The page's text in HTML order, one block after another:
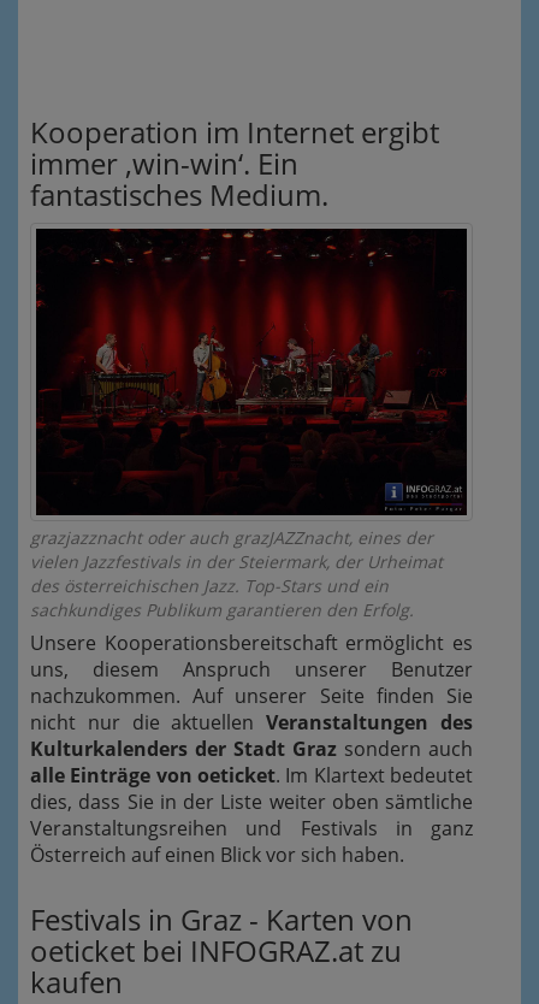
Kooperation im Internet ergibt
immer ‚win-win‘. Ein
fantastisches Medium.
grazjazznacht oder auch grazJAZZnacht, eines der
vielen Jazzfestivals in der Steiermark, der Urheimat
des österreichischen Jazz. Top-Stars und ein
sachkundiges Publikum garantieren den Erfolg.
Unsere Kooperationsbereitschaft ermöglicht es
uns, diesem Anspruch unserer Benutzer
nachzukommen. Auf unserer Seite finden Sie
nicht nur die aktuellenVeranstaltungen des
Kulturkalenders der Stadt Graz sondern auch
alle Einträge von oeticket. Im Klartext bedeutet
dies, dass Sie in der Liste weiter oben sämtliche
Veranstaltungsreihen und Festivals in ganz
Österreich auf einen Blick vor sich haben.
Festivals in Graz - Karten von
oeticket bei INFOGRAZ.at zu
kaufen